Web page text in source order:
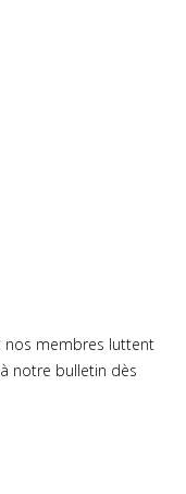
nos membres luttent
notre bulletin dès